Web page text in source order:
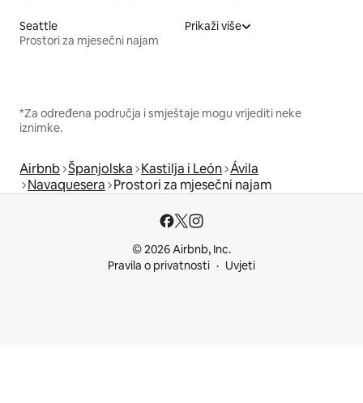
Seattle
Prostori za mjesečni najam
Prikaži više
*Za određena područja i smještaje mogu vrijediti neke
iznimke.
Airbnb Španjolska Kastilja i León Ávila
Navaquesera Prostori za mjesečni najam
© 2026 Airbnb, Inc.
Pravila o privatnosti
Uvjeti